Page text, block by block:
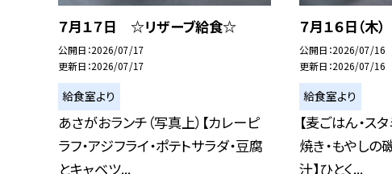
７月１７日 ☆リザーブ給食☆
公開日 2026/07/17
更新日 2026/07/17
給食室より
あさがおランチ（写真上）【カレーピ
ラフ・アジフライ・ポテトサラダ・豆腐
とキャベツ...
７月１６日（木）
公開日 2026/07/16
更新日 2026/07/16
給食室より
【麦ごはん・ス
焼き・もやしの
汁】ひとく...